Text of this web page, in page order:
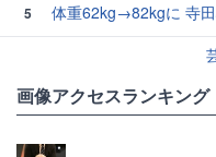
5
体重62kg→82kgに 寺
画像アクセスランキング